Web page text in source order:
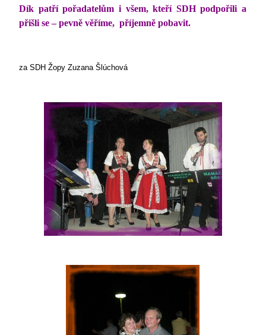
Dík patří pořadatelům i všem, kteří SDH podpořili a
přišli se – pevně věříme, příjemně pobavit.
za SDH Žopy Zuzana Šlúchová